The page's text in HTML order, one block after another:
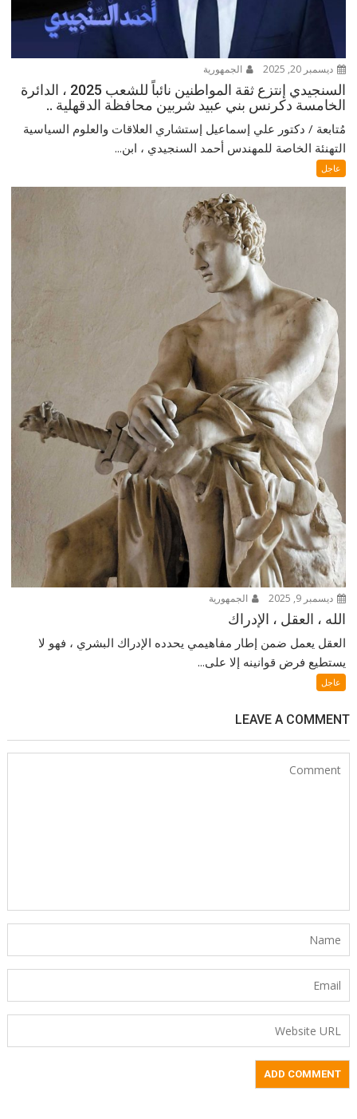
ديسمبر 20, 2025 الجمهورية
السنجيدي إنتزع ثقة المواطنين نائباً للشعب 2025 ، الدائرة
الخامسة دكرنس بني عبيد شربين محافظة الدقهلية ..
مُتابعة / دكتور علي إسماعيل إستشاري العلاقات والعلوم السياسية
التهنئة الخاصة للمهندس أحمد السنجيدي ، ابن...
عاجل
ديسمبر 9, 2025 الجمهورية
الله ، العقل ، الإدراك
العقل يعمل ضمن إطار مفاهيمي يحدده الإدراك البشري ، فهو لا
يستطيع فرض قوانينه إلا على...
عاجل
LEAVE A COMMENT